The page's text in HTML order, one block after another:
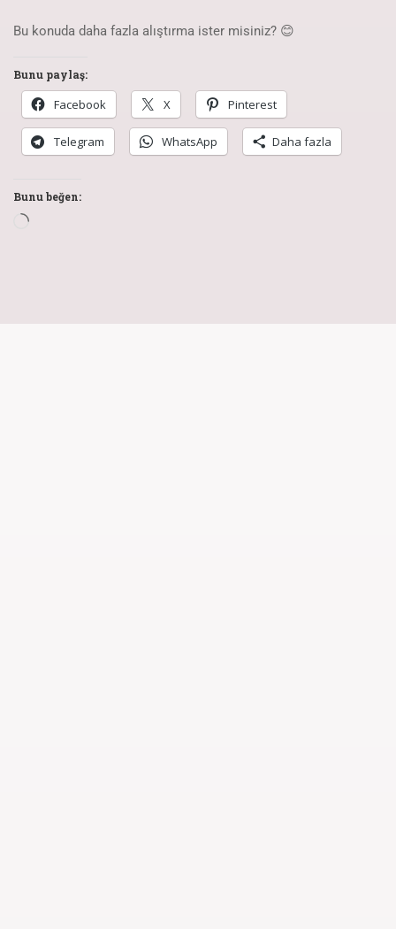
Bu konuda daha fazla alıştırma ister misiniz? 😊
Bunu paylaş:
Facebook X Pinterest
Telegram WhatsApp Daha fazla
Bunu beğen: